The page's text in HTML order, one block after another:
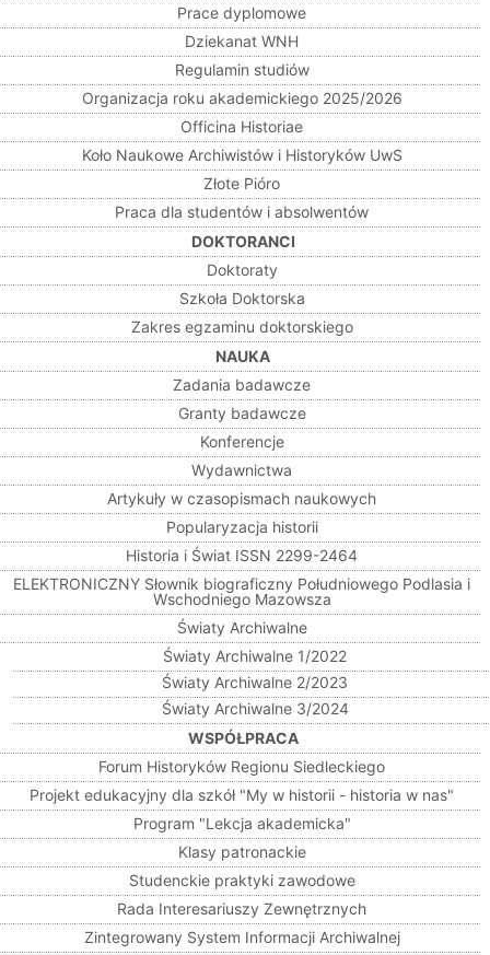
Prace dyplomowe
Dziekanat WNH
Regulamin studiów
Organizacja roku akademickiego 2025/2026
Officina Historiae
Koło Naukowe Archiwistów i Historyków UwS
Złote Pióro
Praca dla studentów i absolwentów
DOKTORANCI
Doktoraty
Szkoła Doktorska
Zakres egzaminu doktorskiego
NAUKA
Zadania badawcze
Granty badawcze
Konferencje
Wydawnictwa
Artykuły w czasopismach naukowych
Popularyzacja historii
Historia i Świat ISSN 2299-2464
ELEKTRONICZNY Słownik biograficzny Południowego Podlasia i
Wschodniego Mazowsza
Światy Archiwalne
Światy Archiwalne 1/2022
Światy Archiwalne 2/2023
Światy Archiwalne 3/2024
WSPÓŁPRACA
Forum Historyków Regionu Siedleckiego
Projekt edukacyjny dla szkół "My w historii - historia w nas"
Program "Lekcja akademicka"
Klasy patronackie
Studenckie praktyki zawodowe
Rada Interesariuszy Zewnętrznych
Zintegrowany System Informacji Archiwalnej